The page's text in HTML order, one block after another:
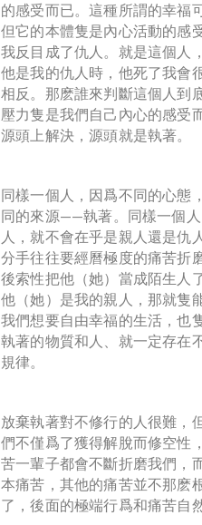
的感受而已。這種所謂的幸福
但它的本體隻是內心活動的感
我反目成了仇人。就是這個人
他是我的仇人時，他死了我會
相反。那麽誰來判斷這個人到
壓力隻是我們自己內心的感受
源頭上解決，源頭就是執著。
同樣一個人，因爲不同的心態
同的來源——執著。同樣一個
人，就不會在乎是親人還是仇
分手往往要經曆極度的痛苦折
後索性把他（她）當成陌生人
他（她）是我的親人，那就隻
我們想要自由幸福的生活，也
執著的物質和人、就一定存在
規律。
放棄執著對不修行的人很難，
們不僅爲了獲得解脫而修空性
苦一輩子都會不斷折磨我們，
本痛苦，其他的痛苦並不那麽
了，後面的極端行爲和痛苦自